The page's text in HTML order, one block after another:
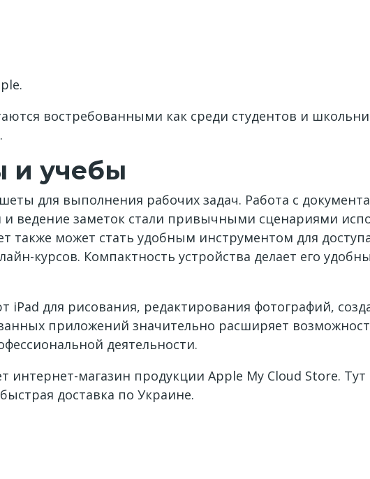
востребованными как среди студентов и
и учебы
для выполнения рабочих задач. Работа с
ведение заметок стали привычными сценариями
также может стать удобным инструментом для
курсов. Компактность устройства делает его
iPad для рисования, редактирования фотографий,
приложений значительно расширяет
деятельности.
интернет-магазин продукции Apple My Cloud Store.
доставка по Украине.